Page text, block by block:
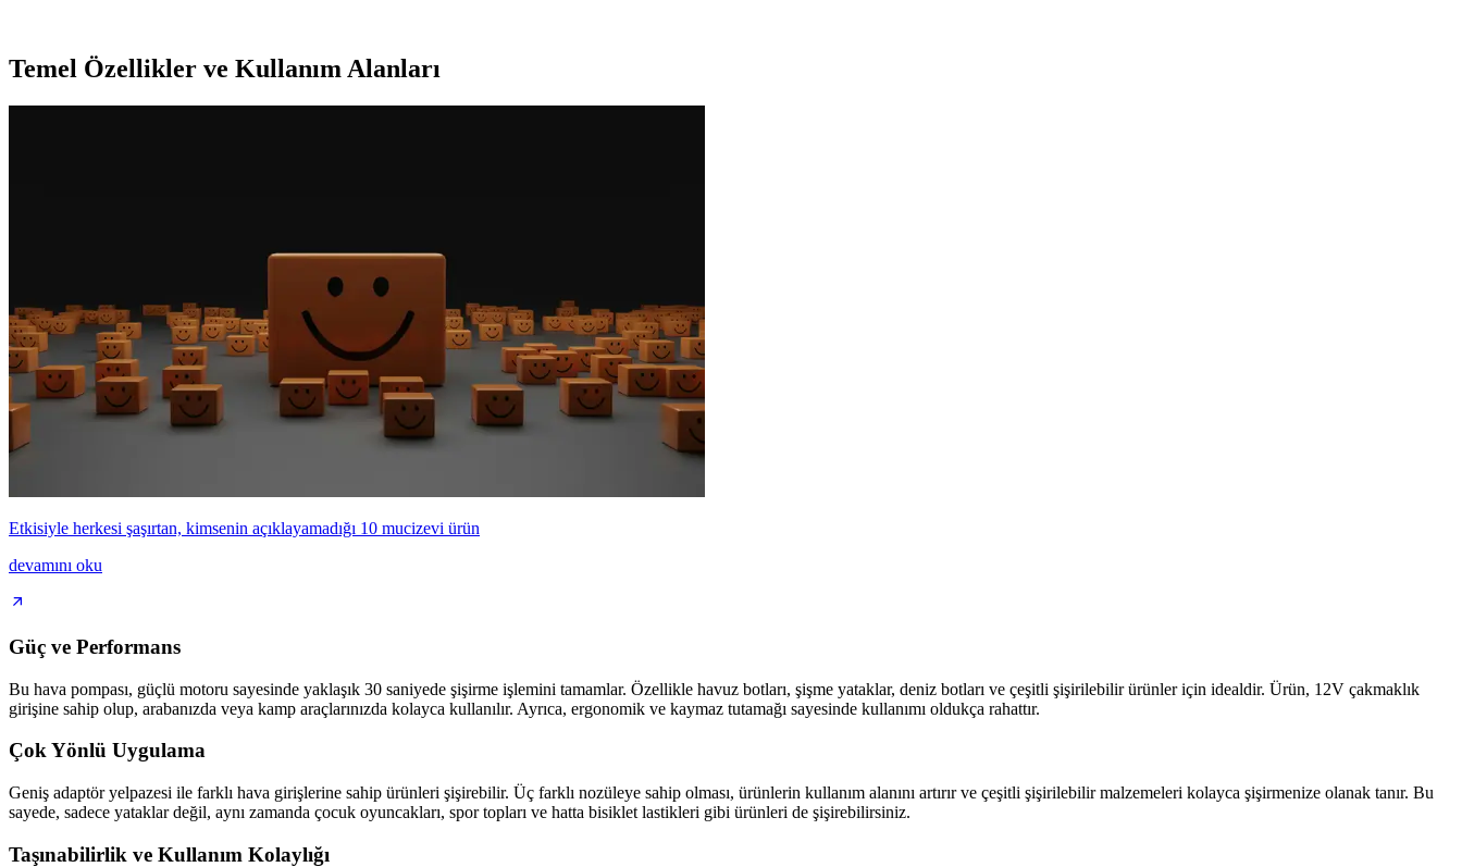
Temel Özellikler ve Kullanım Alanları
Etkisiyle herkesi şaşırtan, kimsenin açıklayamadığı 10 mucizevi ürün
devamını oku
Güç ve Performans
Bu hava pompası, güçlü motoru sayesinde yaklaşık 30 saniyede şişirme işlemini tamamlar. Özellikle havuz botları, şişme yataklar, deniz botları ve çeşitli şişirilebilir ürünler için idealdir. Ürün, 12V çakmaklık
girişine sahip olup, arabanızda veya kamp araçlarınızda kolayca kullanılır. Ayrıca, ergonomik ve kaymaz tutamağı sayesinde kullanımı oldukça rahattır.
Çok Yönlü Uygulama
Geniş adaptör yelpazesi ile farklı hava girişlerine sahip ürünleri şişirebilir. Üç farklı nozüleye sahip olması, ürünlerin kullanım alanını artırır ve çeşitli şişirilebilir malzemeleri kolayca şişirmenize olanak tanır. Bu
sayede, sadece yataklar değil, aynı zamanda çocuk oyuncakları, spor topları ve hatta bisiklet lastikleri gibi ürünleri de şişirebilirsiniz.
Taşınabilirlik ve Kullanım Kolaylığı